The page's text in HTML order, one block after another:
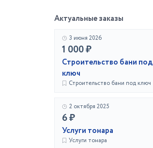
Актуальные заказы
3 июня 2026
1 000 ₽
Строительство бани под
ключ
Строительство бани под ключ
2 октября 2025
6 ₽
Услуги тонара
Услуги тонара